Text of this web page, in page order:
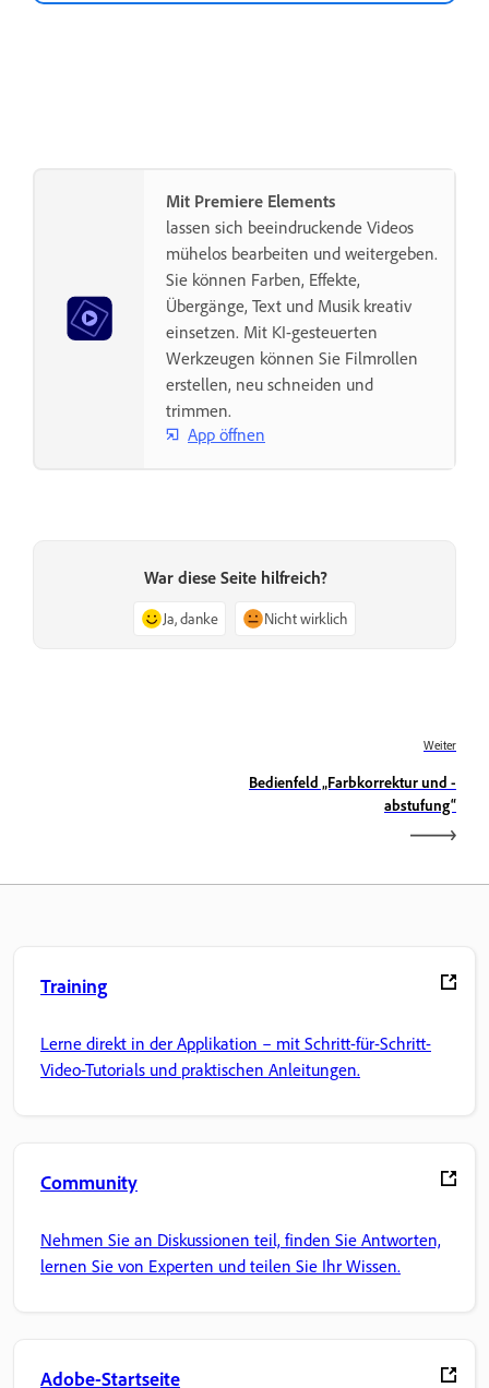
Mit Premiere Elements
lassen sich beeindruckende Videos
mühelos bearbeiten und weitergeben.
Sie können Farben, Effekte,
Übergänge, Text und Musik kreativ
einsetzen. Mit KI-gesteuerten
Werkzeugen können Sie Filmrollen
erstellen, neu schneiden und
trimmen.
App öffnen
War diese Seite hilfreich?
Ja, danke Nicht wirklich
Weiter
Bedienfeld „Farbkorrektur und -
abstufung“
Training
Lerne direkt in der Applikation – mit Schritt-für-Schritt-
Video-Tutorials und praktischen Anleitungen.
Community
Nehmen Sie an Diskussionen teil, finden Sie Antworten,
lernen Sie von Experten und teilen Sie Ihr Wissen.
Adobe-Startseite